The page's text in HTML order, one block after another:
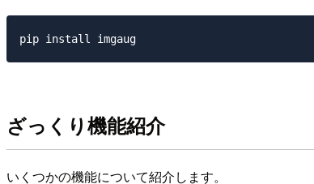
ざっくり機能紹介
いくつかの機能について紹介します。